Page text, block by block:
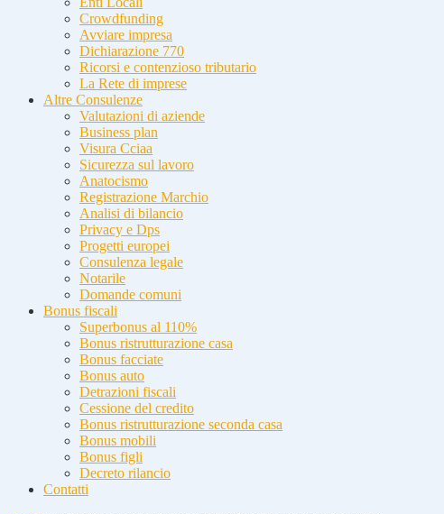
Crowdfunding
Avviare impresa
Dichiarazione 770
Ricorsi e contenzioso tributario
La Rete di imprese
Altre Consulenze
Valutazioni di aziende
Business plan
Visura Cciaa
Sicurezza sul lavoro
Anatocismo
Registrazione Marchio
Analisi di bilancio
Privacy e Dps
Progetti europei
Consulenza legale
Notarile
Domande comuni
Bonus fiscali
Superbonus al 110%
Bonus ristrutturazione casa
Bonus facciate
Bonus auto
Detrazioni fiscali
Cessione del credito
Bonus ristrutturazione seconda casa
Bonus mobili
Bonus figli
Decreto rilancio
Contatti